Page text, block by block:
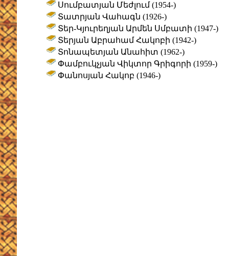
Սումբատյան Մեժլում (1954-)
Տատրյան Վահագն (1926-)
Տեր-Կյուրեղյան Արմեն Սմբատի (1947-)
Տերյան Աբրահամ Հակոբի (1942-)
Տոնապետյան Անահիտ (1962-)
Փամբուկչյան Վիկտոր Գրիգորի (1959-)
Փանոսյան Հակոբ (1946-)